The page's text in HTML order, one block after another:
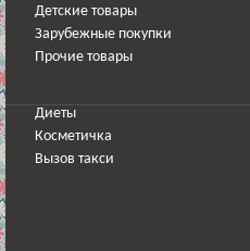
Детские товары
Зарубежные покупки
Прочие товары
Диеты
Косметичка
Вызов такси